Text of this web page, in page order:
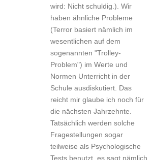
wird: Nicht schuldig.). Wir
haben ähnliche Probleme
(Terror basiert nämlich im
wesentlichen auf dem
sogenannten "Trolley-
Problem") im Werte und
Normen Unterricht in der
Schule ausdiskutiert. Das
reicht mir glaube ich noch für
die nächsten Jahrzehnte.
Tatsächlich werden solche
Fragestellungen sogar
teilweise als Psychologische
Tests benutzt, es sagt nämlich